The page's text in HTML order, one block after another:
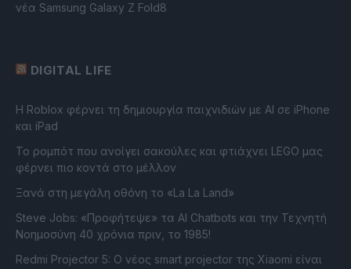
νέα Samsung Galaxy Z Fold8
DIGITAL LIFE
Η Roblox φέρνει τη δημιουργία παιχνιδιών με ΑΙ σε iPhone
και iPad
Το ρομπότ που ανοίγει σακούλες και φτιάχνει LEGO μας
φέρνει πιο κοντά στο μέλλον
Ξανά στη μεγάλη οθόνη το «La La Land»
Steve Jobs: «Προφήτεψε» τα AI Chatbots και την Τεχνητή
Νοημοσύνη 40 χρόνια πριν, το 1985!
Redmi Projector 5: Ο νέος smart projector της Xiaomi είναι